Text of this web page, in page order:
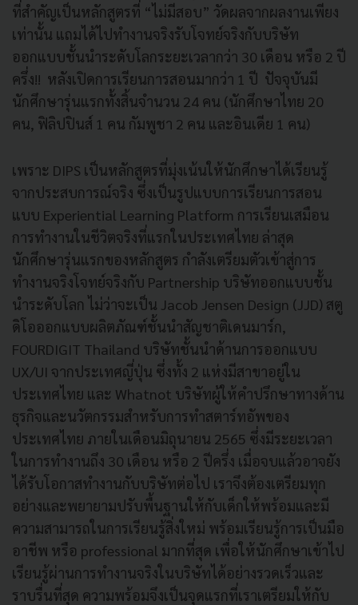
ที่สำคัญเป็นหลักสูตรที่ “ไม่มีสอบ” วัดผลจากผลงานเพียง
เท่านั้น แถมได้ไปทำงานจริงรับโจทย์จริงกับบริษัท
ออกแบบชั้นนำระดับโลกระยะเวลากว่า 30 เดือน หรือ 2 ปี
ครึ่ง!! หลังเปิดการเรียนการสอนมากว่า 1 ปี ปัจจุบันมี
นักศึกษารุ่นแรกทั้งสิ้นจำนวน 24 คน (นักศึกษาไทย 20
คน, ฟิลิปปินส์ 1 คน กัมพูชา 2 คน และอินเดีย 1 คน)
เพราะ DIPS เป็นหลักสูตรที่มุ่งเน้นให้นักศึกษาได้เรียนรู้
จากประสบการณ์จริง ซึ่งเป็นรูปแบบการเรียนการสอน
แบบ Experiential Learning Platform การเรียนเสมือน
การทำงานในชีวิตจริงที่แรกในประเทศไทย ล่าสุด
นักศึกษารุ่นแรกของหลักสูตร กำลังเตรียมตัวเข้าสู่การ
ทำงานจริงโจทย์จริงกับ Partnership บริษัทออกแบบชั้น
นำระดับโลก ไม่ว่าจะเป็น Jacob Jensen Design (JJD) สตู
ดิโอออกแบบผลิตภัณฑ์ชั้นนำสัญชาติเดนมาร์ก,
FOURDIGIT Thailand บริษัทชั้นนำด้านการออกแบบ
UX/UI จากประเทศญี่ปุ่น ซึ่งทั้ง 2 แห่งมีสาขาอยู่ใน
ประเทศไทย และ Whatnot บริษัทผู้ให้คำปรึกษาทางด้าน
ธุรกิจและนวัตกรรมสำหรับการทำสตาร์ทอัพของ
ประเทศไทย ภายในเดือนมิถุนายน 2565 ซึ่งมีระยะเวลา
ในการทำงานถึง 30 เดือน หรือ 2 ปีครึ่ง เมื่อจบแล้วอาจยัง
ได้รับโอกาสทำงานกับบริษัทต่อไป เราจึงต้องเตรียมทุก
อย่างและพยายามปรับพื้นฐานให้กับเด็กให้พร้อมและมี
ความสามารถในการเรียนรู้สิ่งใหม่ พร้อมเรียนรู้การเป็นมือ
อาชีพ หรือ professional มากที่สุด เพื่อให้นักศึกษาเข้าไป
เรียนรู้ผ่านการทำงานจริงในบริษัทได้อย่างรวดเร็วและ
ราบรื่นที่สุด ความพร้อมจึงเป็นจุดแรกที่เราเตรียมให้กับ